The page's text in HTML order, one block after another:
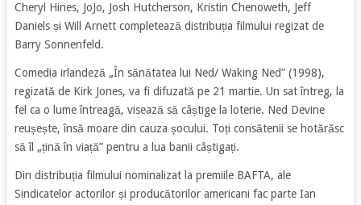
Cheryl Hines, JoJo, Josh Hutcherson, Kristin Chenoweth, Jeff
Daniels și Will Arnett completează distribuția filmului regizat de
Barry Sonnenfeld.
Comedia irlandeză „În sănătatea lui Ned/ Waking Ned” (1998),
regizată de Kirk Jones, va fi difuzată pe 21 martie. Un sat întreg, la
fel ca o lume întreagă, visează să câștige la loterie. Ned Devine
reușește, însă moare din cauza șocului. Toți consătenii se hotărăsc
să îl „țină în viață” pentru a lua banii câștigați.
Din distribuția filmului nominalizat la premiile BAFTA, ale
Sindicatelor actorilor și producătorilor americani fac parte Ian